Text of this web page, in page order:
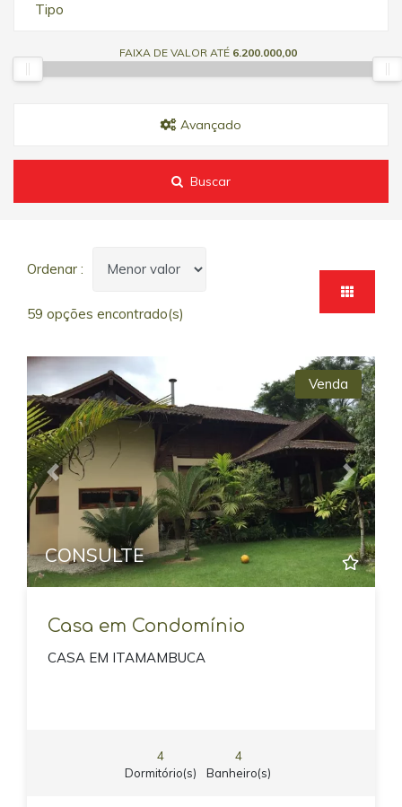
Tipo
FAIXA DE VALOR ATÉ 6.200.000,00
Avançado
Buscar
Ordenar :
59 opções encontrado(s)
Previous Next
Venda
CONSULTE
Casa em Condomínio
CASA EM ITAMAMBUCA
4
Dormitório(s)
4
Banheiro(s)